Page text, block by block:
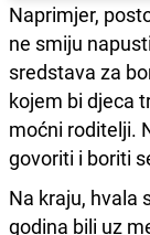
Naprimjer,
ne smiju
sredstava za
kojem bi djeca
moćni roditelji.
govoriti i boriti
Na kraju, hvala
godina bili uz